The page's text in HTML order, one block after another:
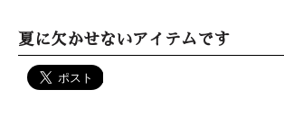
夏に欠かせないアイテムです